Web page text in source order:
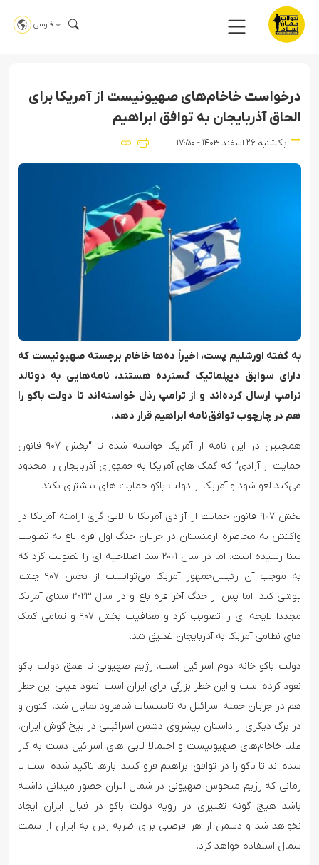
فارسی
درخواست خاخام‌های صهیونیست از آمریکا برای
الحاق آذربایجان به توافق ابراهیم
یکشنبه ۲۶ اسفند ۱۴۰۳ - ۱۷:۵۰
به گفته اورشلیم پست، اخیراً ده‌ها خاخام برجسته صهیونیست که
دارای سوابق دیپلماتیک گسترده هستند، نامه‌هایی به دونالد
ترامپ ارسال کرده‌اند و از ترامپ رذل خواسته‌اند تا دولت باکو را
هم در چارچوب توافق‌نامه ابراهیم قرار دهد.
همچنین در این نامه از آمریکا خواسته شده تا “بخش ۹۰۷ قانون
حمایت از آزادی” که کمک های آمریکا به جمهوری آذربایجان را محدود
می‌کند لغو شود و آمریکا از دولت باکو حمایت های بیشتری بکند.
بخش ۹۰۷ قانون حمایت از آزادی آمریکا با لابی گری ارامنه آمریکا در
واکنش به محاصره ارمنستان در جریان جنگ اول قره باغ به تصویب
سنا رسیده است. اما در سال ۲۰۰۱ سنا اصلاحیه ای را تصویب کرد که
به موجب آن رئیس‌جمهور آمریکا می‌توانست از بخش ۹۰۷ چشم
پوشی کند. اما پس از جنگ آخر قره باغ و در سال ۲۰۲۳ سنای آمریکا
مجددا لایحه ای را تصویب کرد و معافیت بخش ۹۰۷ و تمامی کمک
های نظامی آمریکا به آذربایجان تعلیق شد.
دولت باکو خانه دوم اسرائیل است. رژیم صهیونی تا عمق دولت باکو
نفوذ کرده است و این خطر بزرگی برای ایران است. نمود عینی این خطر
هم در جریان حمله اسرائیل به تاسیسات شاهرود نمایان شد. اکنون و
در برگ دیگری از داستان پیشروی دشمن اسرائیلی در بیخ گوش ایران،
علنا خاخام‌های صهیونیست و احتمالا لابی های اسرائیل دست به کار
شده اند تا باکو را در توافق ابراهیم فرو کنند! بارها تاکید شده است تا
زمانی که رژیم منحوس صهیونی در شمال ایران حضور میدانی داشته
باشد هیچ گونه تغییری در رویه دولت باکو در قبال ایران ایجاد
نخواهد شد و دشمن از هر فرصتی برای ضربه زدن به ایران از سمت
شمال استفاده خواهد کرد.